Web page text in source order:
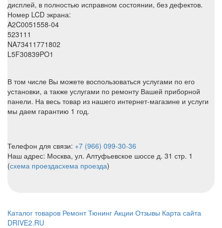
дисплей, в полностью исправном состоянии, без дефектов.
Номер LCD экрана:
A2C0051558-04
523111
NA73411771802
L5F30839PO1
В том числе Вы можете воспользоваться услугами по его
установки, а также услугами по ремонту Вашей приборной
панели. На весь товар из нашего интернет-магазине и услуги
мы даем гарантию 1 год.
Телефон для связи: +7 (966) 099-30-36
Наш адрес: Москва, ул. Алтуфьевское шоссе д. 31 стр. 1
(схема проездасхема проезда)
Каталог товаров Ремонт Тюнинг Акции Отзывы Карта сайта
DRIVE2.RU